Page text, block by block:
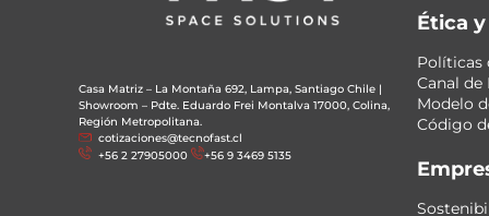
Casa Matriz – La Montaña 692, Lampa, Santiago Chile |
Showroom – Pdte. Eduardo Frei Montalva 17000, Colina,
Región Metropolitana.
cotizaciones@tecnofast.cl
+56 2 27905000
+56 9 3469 5135
Ética
Políticas
Canal de
Modelo
Código